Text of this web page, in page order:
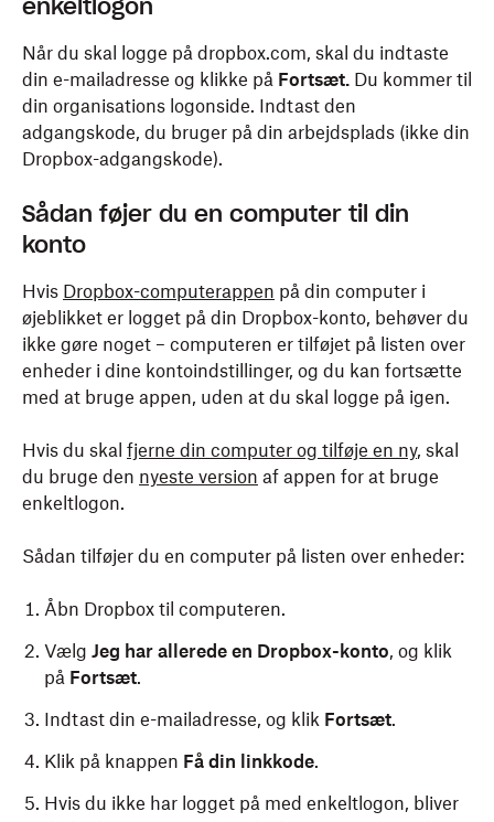
enkeltlogon
Når du skal logge på dropbox.com, skal du indtaste
din e-mailadresse og klikke på Fortsæt. Du kommer til
din organisations logonside. Indtast den
adgangskode, du bruger på din arbejdsplads (ikke din
Dropbox-adgangskode).
Sådan føjer du en computer til din
konto
Hvis Dropbox-computerappen på din computer i
øjeblikket er logget på din Dropbox-konto, behøver du
ikke gøre noget – computeren er tilføjet på listen over
enheder i dine kontoindstillinger, og du kan fortsætte
med at bruge appen, uden at du skal logge på igen.
Hvis du skal fjerne din computer og tilføje en ny, skal
du bruge den nyeste version af appen for at bruge
enkeltlogon.
Sådan tilføjer du en computer på listen over enheder:
Åbn Dropbox til computeren.
Vælg Jeg har allerede en Dropbox-konto, og klik
på Fortsæt.
Indtast din e-mailadresse, og klik Fortsæt.
Klik på knappen Få din linkkode.
Hvis du ikke har logget på med enkeltlogon, bliver